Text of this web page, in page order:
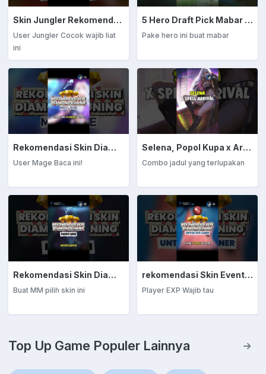
Skin Jungler Rekomendasi Diamond Kuning
User Jungler Cocok wajib liat
ini
5 Hero Draft Pick Mabar Auto Win
Pake hero ini buat mabar
Rekomendasi Skin Diamond Kuning: Mage
User Mage Baca ini!
Selena, Popol Kupa x Arrival
Combo jadul yang terlupakan
Rekomendasi Skin Diamond Kuning: Marksman
Buat MM pilih skin ini
rekomendasi Skin Event Diamond Kuning: EXP Laner
Player EXP Wajib tau
Top Up Game Populer Lainnya